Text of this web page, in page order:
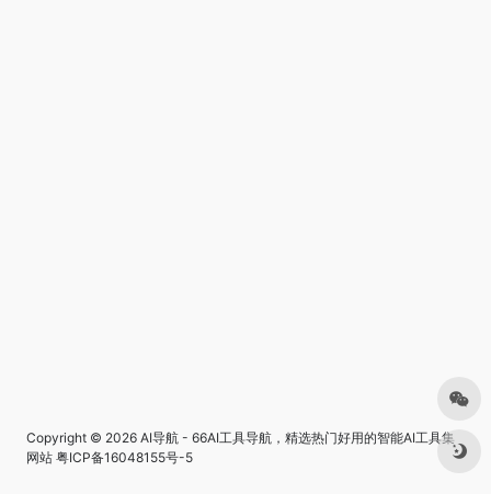
Copyright © 2026 AI导航 - 66AI工具导航，精选热门好用的智能AI工具集
网站 粤ICP备16048155号-5